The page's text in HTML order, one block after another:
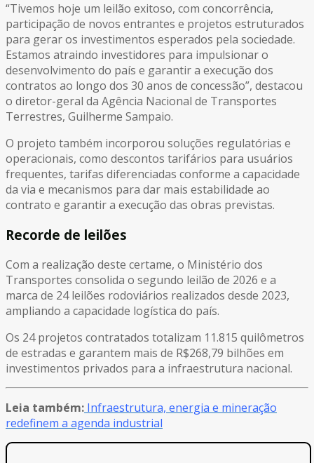
“Tivemos hoje um leilão exitoso, com concorrência,
participação de novos entrantes e projetos estruturados
para gerar os investimentos esperados pela sociedade.
Estamos atraindo investidores para impulsionar o
desenvolvimento do país e garantir a execução dos
contratos ao longo dos 30 anos de concessão”, destacou
o diretor-geral da Agência Nacional de Transportes
Terrestres, Guilherme Sampaio.
O projeto também incorporou soluções regulatórias e
operacionais, como descontos tarifários para usuários
frequentes, tarifas diferenciadas conforme a capacidade
da via e mecanismos para dar mais estabilidade ao
contrato e garantir a execução das obras previstas.
Recorde de leilões
Com a realização deste certame, o Ministério dos
Transportes consolida o segundo leilão de 2026 e a
marca de 24 leilões rodoviários realizados desde 2023,
ampliando a capacidade logística do país.
Os 24 projetos contratados totalizam 11.815 quilômetros
de estradas e garantem mais de R$268,79 bilhões em
investimentos privados para a infraestrutura nacional.
Leia também: Infraestrutura, energia e mineração
redefinem a agenda industrial